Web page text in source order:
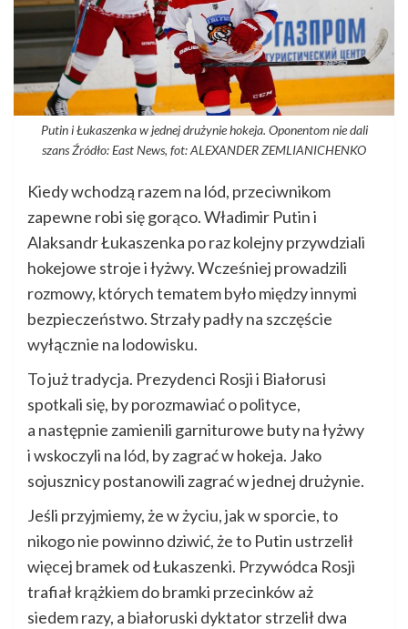
Putin i Łukaszenka w jednej drużynie hokeja. Oponentom nie dali
szans Źródło: East News, fot: ALEXANDER ZEMLIANICHENKO
Kiedy wchodzą razem na lód, przeciwnikom
zapewne robi się gorąco. Władimir Putin i
Alaksandr Łukaszenka po raz kolejny przywdziali
hokejowe stroje i łyżwy. Wcześniej prowadzili
rozmowy, których tematem było między innymi
bezpieczeństwo. Strzały padły na szczęście
wyłącznie na lodowisku.
To już tradycja. Prezydenci Rosji i Białorusi
spotkali się, by porozmawiać o polityce,
a następnie zamienili garniturowe buty na łyżwy
i wskoczyli na lód, by zagrać w hokeja. Jako
sojusznicy postanowili zagrać w jednej drużynie.
Jeśli przyjmiemy, że w życiu, jak w sporcie, to
nikogo nie powinno dziwić, że to Putin ustrzelił
więcej bramek od Łukaszenki. Przywódca Rosji
trafiał krążkiem do bramki przecinków aż
siedem razy, a białoruski dyktator strzelił dwa